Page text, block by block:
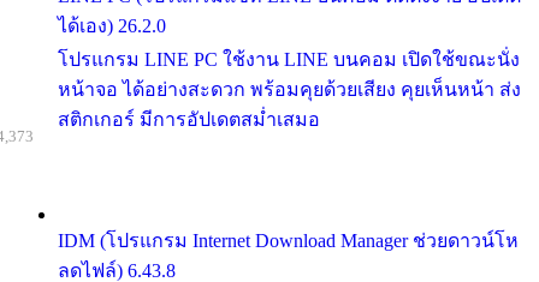
ได้เอง) 26.2.0
โปรแกรม LINE PC ใช้งาน LINE บนคอม เปิดใช้ขณะนั่ง
หน้าจอ ได้อย่างสะดวก พร้อมคุยด้วยเสียง คุยเห็นหน้า ส่ง
สติกเกอร์ มีการอัปเดตสม่ำเสมอ
IDM (โปรแกรม Internet Download Manager ช่วยดาวน์โห
ลดไฟล์) 6.43.8